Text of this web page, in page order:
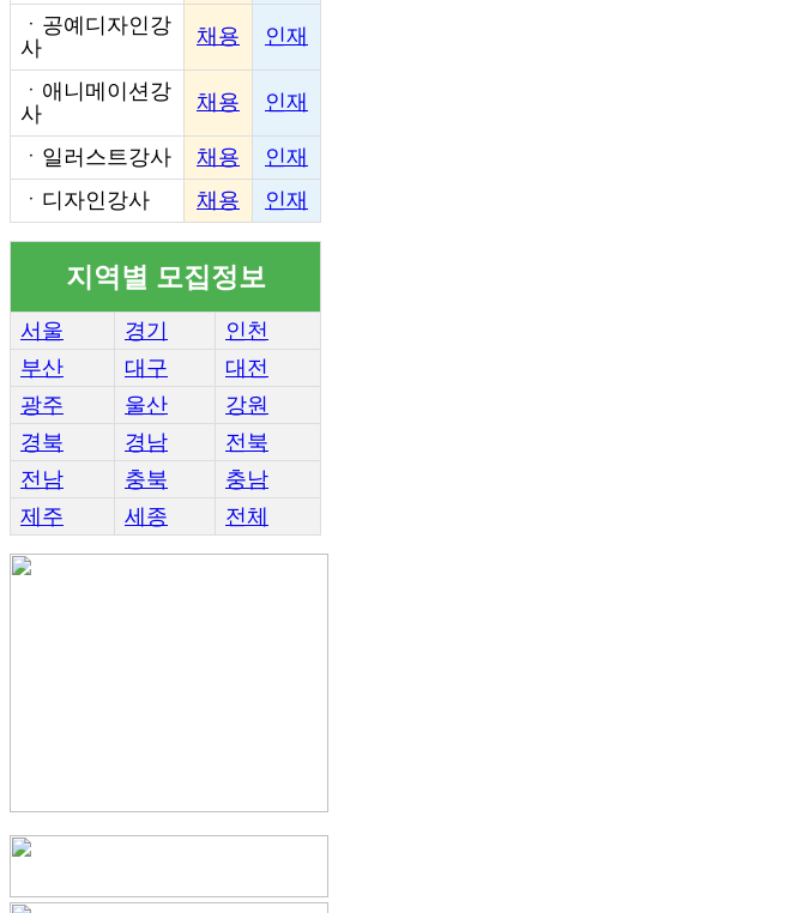
ㆍ 공예디자인강
사
채용 인재
ㆍ 애니메이션강
사
채용 인재
ㆍ 일러스트강사 채용
인재
ㆍ 디자인강사 채용 인재
지역별 모집정보
서울 경기
인천
부산
대구
대전
광주
울산
강원
경북
경남
전북
전남
충북
충남
제주
세종 전체